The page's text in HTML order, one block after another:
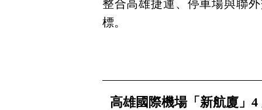
整合高雄捷運、停車場與聯
標。
高雄國際機場「新航廈」4